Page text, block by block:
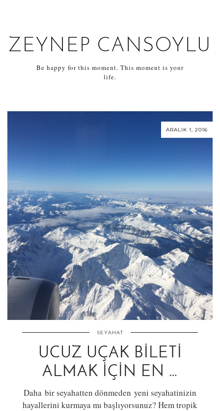
ZEYNEP CANSOYLU
Be happy for this moment. This moment is your
life.
ARALIK 1, 2016
SEYAHAT
UCUZ UÇAK BILETI
ALMAK İÇIN EN …
Daha bir seyahatten dönmeden yeni seyahatinizin
hayallerini kurmaya mı başlıyorsunuz? Hem tropik